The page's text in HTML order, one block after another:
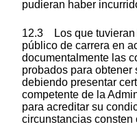
pudieran haber
12.3 Los que tuvieran
público de carrera en
documentalmente las
probados para obtener
debiendo presentar
competente de la
para acreditar su
circunstancias consten